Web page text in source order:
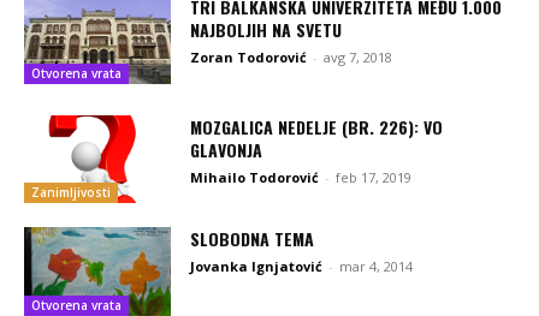
Otvorena vrata
TRI BALKANSKA UNIVERZITETA MEĐU 1.000
NAJBOLJIH NA SVETU
Zoran Todorović - avg 7, 2018
Zanimljivosti
MOZGALICA NEDELJE (BR. 226): VO
GLAVONJA
Mihailo Todorović - feb 17, 2019
Otvorena vrata
SLOBODNA TEMA
Jovanka Ignjatović - mar 4, 2014